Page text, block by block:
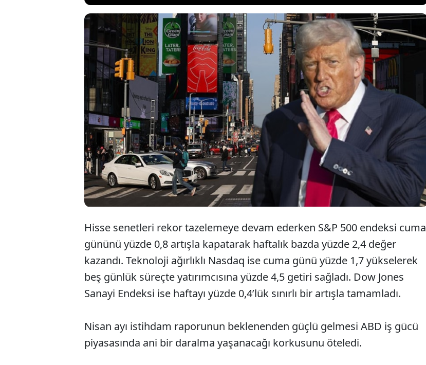
Borsalar rekor seviyelerde seyrederken, piyasalardaki son
hareketlilik kış aylarındaki durgunluk endişelerini tamamen geride
bıraktı. Yatırımcılar nisan ayı istihdam verilerinden moral bulsa da
yarın açıklanacak kritik enflasyon verisi ve Trump’ın Çin ziyareti
piyasaların ana gündem maddesinde.
Hisse senetleri rekor tazelemeye devam ederken S&P 500 endeksi cuma
gününü yüzde 0,8 artışla kapatarak haftalık bazda yüzde 2,4 değer
kazandı. Teknoloji ağırlıklı Nasdaq ise cuma günü yüzde 1,7 yükselerek
beş günlük süreçte yatırımcısına yüzde 4,5 getiri sağladı. Dow Jones
Sanayi Endeksi ise haftayı yüzde 0,4’lük sınırlı bir artışla tamamladı.
Nisan ayı istihdam raporunun beklenenden güçlü gelmesi ABD iş gücü
piyasasında ani bir daralma yaşanacağı korkusunu öteledi.